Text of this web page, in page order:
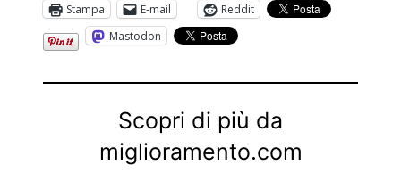
Stampa
E-mail
Reddit
Mastodon
Scopri di più da
miglioramento.com